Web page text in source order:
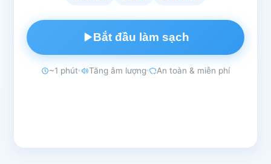
Bắt đầu làm sạch
~1 phút Tăng âm lượng An toàn & miễn phí